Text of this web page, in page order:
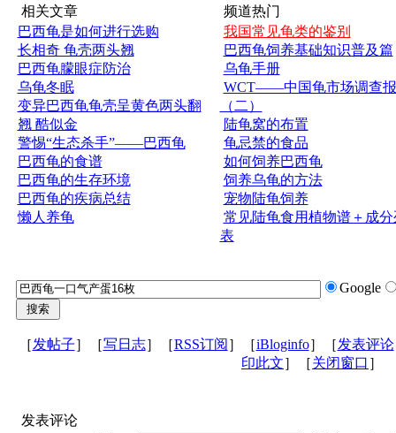
相关文章
巴西龟是如何进行选购
长相奇 龟壳两头翘
巴西龟朦眼症防治
乌龟冬眠
变异巴西龟龟壳呈黄色两头翻
翘 酷似金
警惕“生态杀手”——巴西龟
巴西龟的食谱
巴西龟的生存环境
巴西龟的疾病总结
懒人养龟
频道热门
我国常见龟类的鉴别
巴西龟饲养基础知识普及篇
乌龟手册
WCT——中国龟市场调查
（二）
陆龟窝的布置
龟忌禁的食品
如何饲养巴西龟
饲养乌龟的方法
宠物陆龟饲养
常见陆龟食用植物谱＋成分
表
Google
［发帖子］［写日志］［RSS订阅 ］［iBloginfo］［发表评论
印此文］［关闭窗口 ］
发表评论